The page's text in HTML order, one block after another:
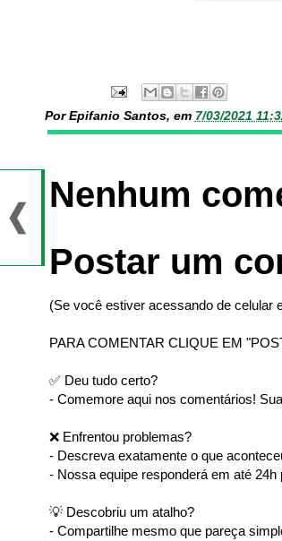
Por Epifanio Santos, em 7/03/2021
Nenhum
Postar um
(Se você estiver acessando de celular
PARA COMENTAR CLIQUE EM
✅ Deu tudo certo?
- Comemore aqui nos comentários!
❌ Enfrentou problemas?
- Descreva exatamente o que
- Nossa equipe responderá em até
💡 Descobriu um atalho?
- Compartilhe mesmo que pareça